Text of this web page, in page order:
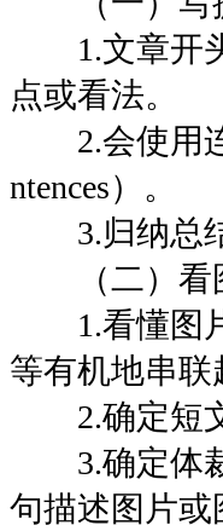
1.文章开头
点或看法。
2.会使用连
ntences）。
3.归纳总结
（二）看
1.看懂图片
等有机地串
2.确定短文
3.确定体裁
句描述图片或